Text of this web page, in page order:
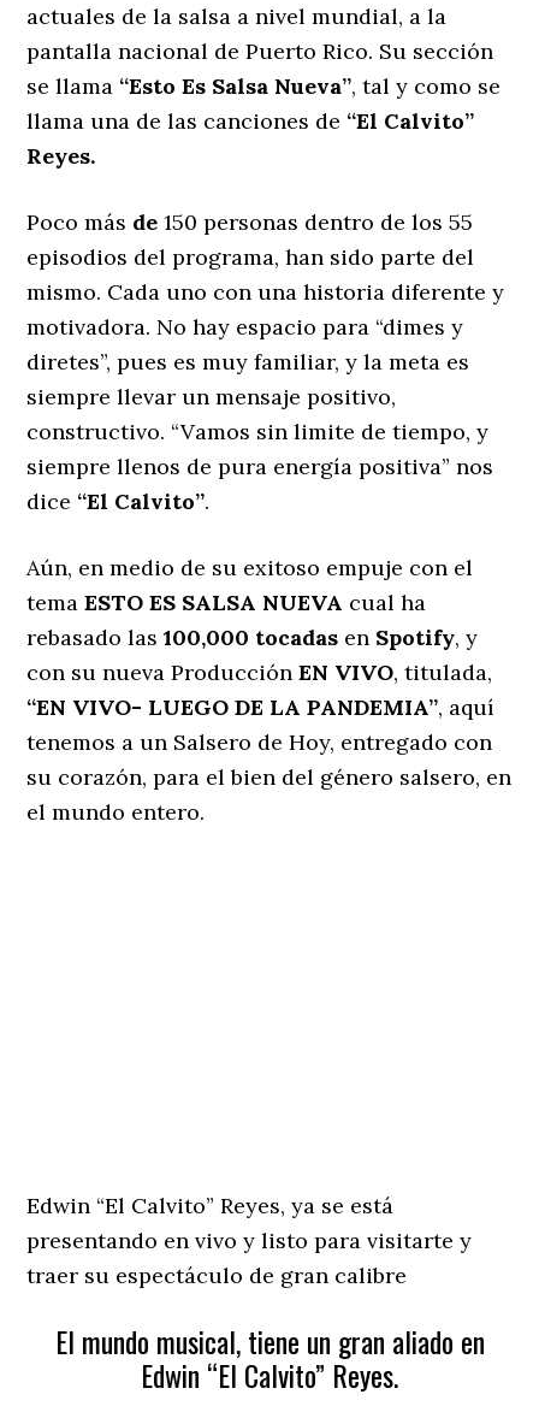
actuales de la salsa a nivel mundial, a la
pantalla nacional de Puerto Rico. Su sección
se llama “Esto Es Salsa Nueva”, tal y como se
llama una de las canciones de “El Calvito”
Reyes.
Poco más de 150 personas dentro de los 55
episodios del programa, han sido parte del
mismo. Cada uno con una historia diferente y
motivadora. No hay espacio para “dimes y
diretes”, pues es muy familiar, y la meta es
siempre llevar un mensaje positivo,
constructivo. “Vamos sin limite de tiempo, y
siempre llenos de pura energía positiva” nos
dice “El Calvito”.
Aún, en medio de su exitoso empuje con el
temaESTO ES SALSA NUEVA cual ha
rebasado las100,000 tocadas en Spotify, y
con su nueva ProducciónEN VIVO, titulada,
“EN VIVO- LUEGO DE LA PANDEMIA”, aquí
tenemos a un Salsero de Hoy, entregado con
su corazón, para el bien del género salsero, en
el mundo entero.
Edwin “El Calvito” Reyes, ya se está
presentando en vivo y listo para visitarte y
traer su espectáculo de gran calibre
El mundo musical, tiene un gran aliado en
Edwin “El Calvito” Reyes.